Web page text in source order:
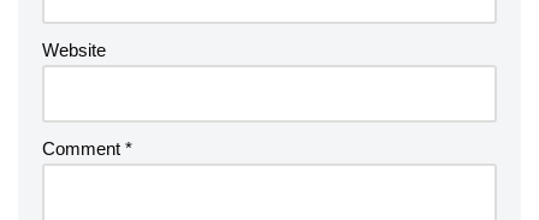
Website
Comment *